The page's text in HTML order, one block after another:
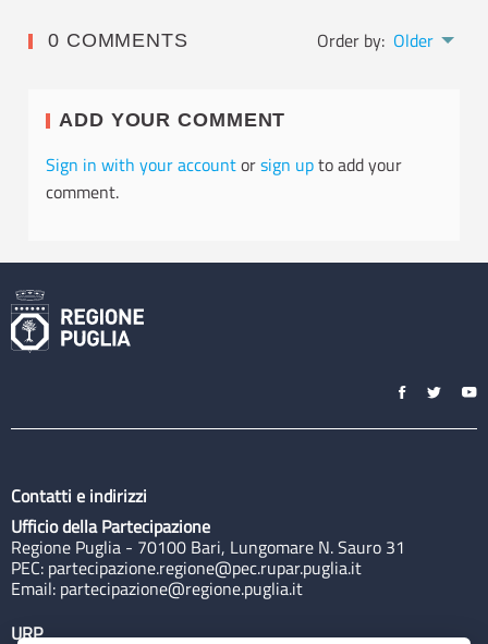
0 COMMENTS Order by: Older
ADD YOUR COMMENT
Sign in with your accountorsign upto add your
comment.
Contatti e indirizzi
Ufficio della Partecipazione
Regione Puglia - 70100 Bari, Lungomare N. Sauro 31
PEC: partecipazione.regione@pec.rupar.puglia.it
Email: partecipazione@regione.puglia.it
URP